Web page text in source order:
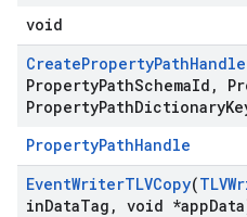
void
CreatePropertyPathHandle
PropertyPathSchemaId ,
PropertyPathDictionary
PropertyPathHandle
EventWriterTLVCopy(
inDataTag , void *app